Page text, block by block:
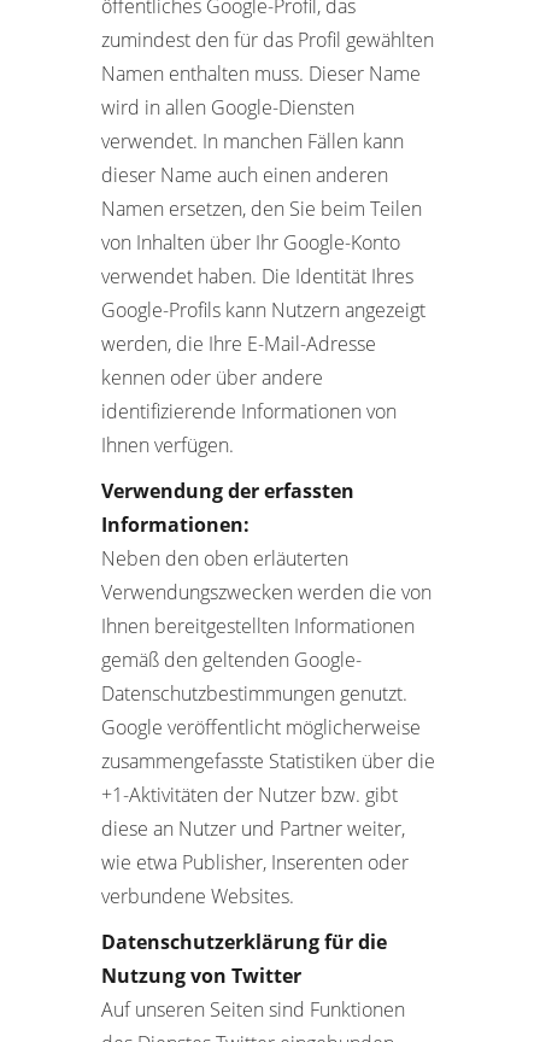
öffentliches Google-Profil, das
zumindest den für das Profil gewählten
Namen enthalten muss. Dieser Name
wird in allen Google-Diensten
verwendet. In manchen Fällen kann
dieser Name auch einen anderen
Namen ersetzen, den Sie beim Teilen
von Inhalten über Ihr Google-Konto
verwendet haben. Die Identität Ihres
Google-Profils kann Nutzern angezeigt
werden, die Ihre E-Mail-Adresse
kennen oder über andere
identifizierende Informationen von
Ihnen verfügen.
Verwendung der erfassten
Informationen:
Neben den oben erläuterten
Verwendungszwecken werden die von
Ihnen bereitgestellten Informationen
gemäß den geltenden Google-
Datenschutzbestimmungen genutzt.
Google veröffentlicht möglicherweise
zusammengefasste Statistiken über die
+1-Aktivitäten der Nutzer bzw. gibt
diese an Nutzer und Partner weiter,
wie etwa Publisher, Inserenten oder
verbundene Websites.
Datenschutzerklärung für die
Nutzung von Twitter
Auf unseren Seiten sind Funktionen